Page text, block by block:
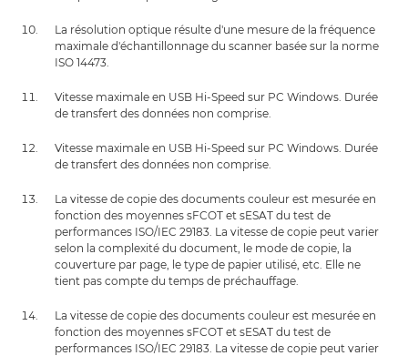
La résolution optique résulte d'une mesure de la fréquence
maximale d'échantillonnage du scanner basée sur la norme
ISO 14473.
Vitesse maximale en USB Hi-Speed sur PC Windows. Durée
de transfert des données non comprise.
Vitesse maximale en USB Hi-Speed sur PC Windows. Durée
de transfert des données non comprise.
La vitesse de copie des documents couleur est mesurée en
fonction des moyennes sFCOT et sESAT du test de
performances ISO/IEC 29183. La vitesse de copie peut varier
selon la complexité du document, le mode de copie, la
couverture par page, le type de papier utilisé, etc. Elle ne
tient pas compte du temps de préchauffage.
La vitesse de copie des documents couleur est mesurée en
fonction des moyennes sFCOT et sESAT du test de
performances ISO/IEC 29183. La vitesse de copie peut varier